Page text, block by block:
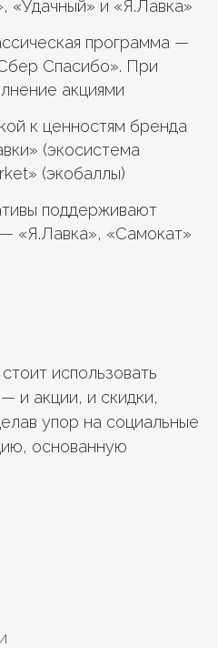
«Удачный» и «Я.Лавка»
программа —
Спасибо». При
акциями
к ценностям бренда
(экосистема
(экобаллы)
поддерживают
«Я.Лавка», «Самокат»
использовать
— и акции, и скидки,
упор на социальные
основанную